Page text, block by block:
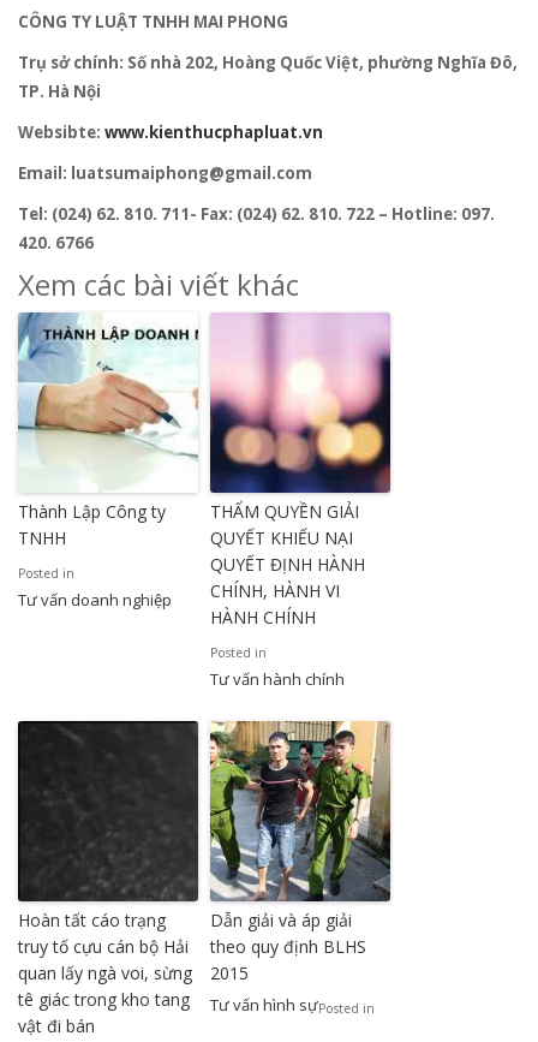
CÔNG TY LUẬT TNHH MAI PHONG
Trụ sở chính: Số nhà 202, Hoàng Quốc Việt, phường Nghĩa Đô,
TP. Hà Nội
Websibte: www.kienthucphapluat.vn
Email: luatsumaiphong@gmail.com
Tel: (024) 62. 810. 711- Fax: (024) 62. 810. 722 – Hotline: 097.
420. 6766
Xem các bài viết khác
Thành Lập Công ty
TNHH
Posted in
Tư vấn doanh nghiệp
THẨM QUYỀN GIẢI
QUYẾT KHIẾU NẠI
QUYẾT ĐỊNH HÀNH
CHÍNH, HÀNH VI
HÀNH CHÍNH
Posted in
Tư vấn hành chính
Hoàn tất cáo trạng
truy tố cựu cán bộ Hải
quan lấy ngà voi, sừng
tê giác trong kho tang
vật đi bán
Dẫn giải và áp giải
theo quy định BLHS
2015
Posted in
Tư vấn hình sự